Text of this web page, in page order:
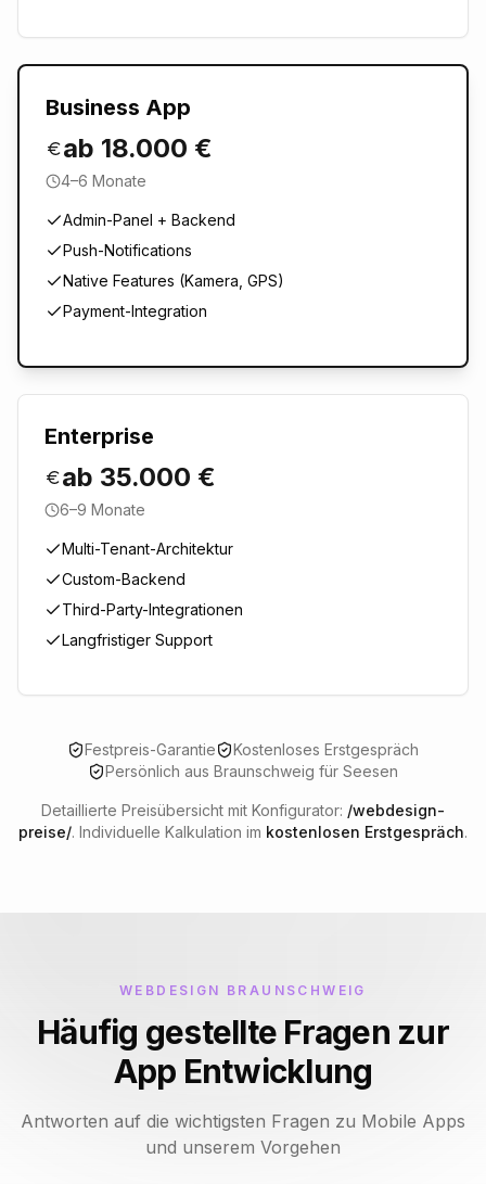
Business App
ab 18.000 €
4–6 Monate
Admin-Panel + Backend
Push-Notifications
Native Features (Kamera, GPS)
Payment-Integration
Enterprise
ab 35.000 €
6–9 Monate
Multi-Tenant-Architektur
Custom-Backend
Third-Party-Integrationen
Langfristiger Support
Festpreis-Garantie
Kostenloses Erstgespräch
Persönlich aus Braunschweig für Seesen
Detaillierte Preisübersicht mit Konfigurator: /webdesign-
preise/. Individuelle Kalkulation im kostenlosen Erstgespräch.
WEBDESIGN BRAUNSCHWEIG
Häufig gestellte Fragen zur
App Entwicklung
Antworten auf die wichtigsten Fragen zu Mobile Apps
und unserem Vorgehen